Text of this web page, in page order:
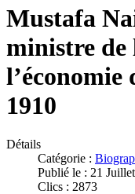
Mustafa
ministre de
l’économie
1910
Détails
Catégorie :
Publié le : 21
Clics : 2873